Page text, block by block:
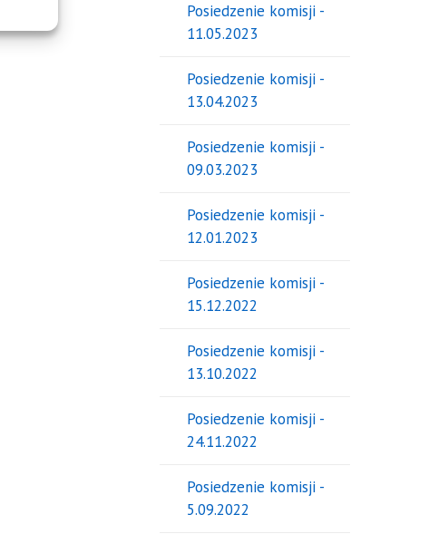
Posiedzenie komisji -
11.05.2023
Posiedzenie komisji -
13.04.2023
Posiedzenie komisji -
09.03.2023
Posiedzenie komisji -
12.01.2023
Posiedzenie komisji -
15.12.2022
Posiedzenie komisji -
13.10.2022
Posiedzenie komisji -
24.11.2022
Posiedzenie komisji -
5.09.2022